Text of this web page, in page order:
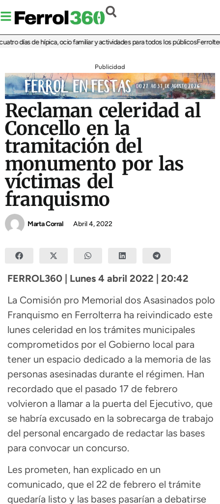
días de hípica, ocio familiar y actividades para todos los públicosFerrolterra
Publicidad
Reclaman celeridad al
Concello en la
tramitación del
monumento por las
víctimas del
franquismo
Marta Corral Abril 4, 2022
FERROL360 | Lunes 4 abril 2022 | 20:42
La Comisión pro Memorial dos Asasinados polo
Franquismo en Ferrolterra ha reivindicado este
lunes celeridad en los trámites municipales
comprometidos por el Gobierno local para
tener un espacio dedicado a la memoria de las
personas asesinadas durante el régimen. Han
recordado que el pasado 17 de febrero
volvieron a llamar a la puerta del Ejecutivo, que
se habría excusado en la sobrecarga de trabajo
del personal encargado de redactar las bases
para convocar un concurso.
Les prometen, han explicado en un
comunicado, que el 22 de febrero el trámite
quedaría listo y las bases pasarían a debatirse